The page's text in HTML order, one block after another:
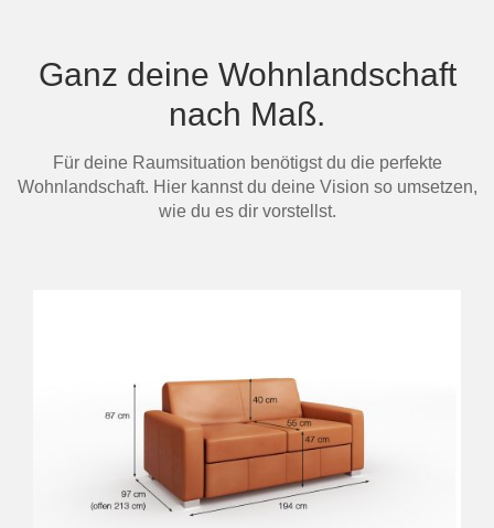
Ganz deine Wohnlandschaft
nach Maß.
Für deine Raumsituation benötigst du die perfekte
Wohnlandschaft. Hier kannst du deine Vision so umsetzen,
wie du es dir vorstellst.